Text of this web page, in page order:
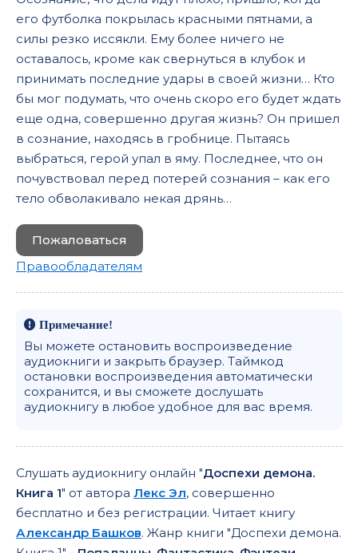
его футболка покрылась красными пятнами, а
силы резко иссякли. Ему более ничего не
оставалось, кроме как свернуться в клубок и
принимать последние удары в своей жизни… Кто
бы мог подумать, что очень скоро его будет ждать
еще одна, совершенно другая жизнь? Он пришел
в сознание, находясь в гробнице. Пытаясь
выбраться, герой упал в яму. Последнее, что он
почувствовал перед потерей сознания – как его
тело обволакивало некая дрянь…
Пожаловаться
Правообладателям
Примечание!
Вы можете остановить воспроизведение
аудиокниги и закрыть браузер. Таймкод
остановки воспроизведения автоматически
сохранится, и вы сможете дослушать
аудиокнигу в любое удобное для вас время.
Слушать аудиокнигу онлайн "Доспехи демона.
Книга 1" от автора Лекс Эл, совершенно
бесплатно и без регистрации. Читает книгу
Александр Башков. Жанр книги "Доспехи демона.